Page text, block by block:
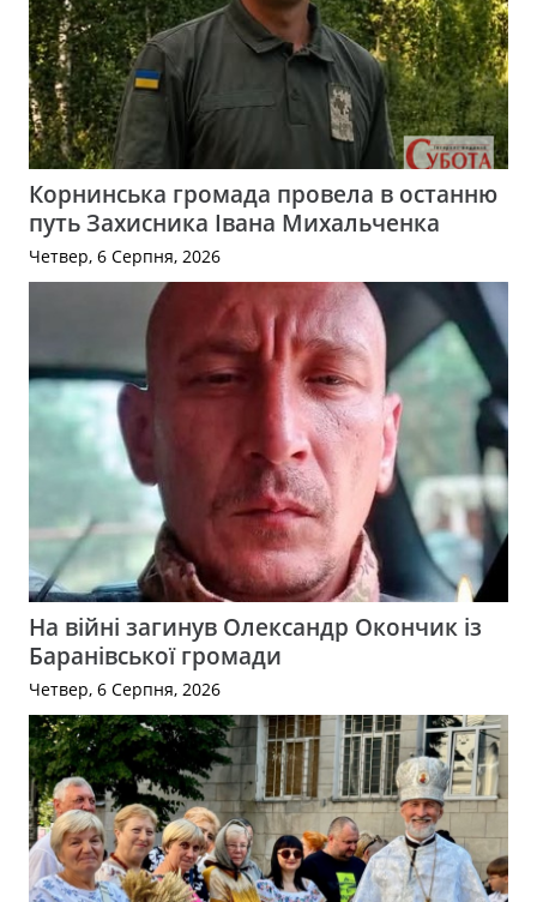
Корнинська громада провела в останню
путь Захисника Івана Михальченка
Четвер, 6 Серпня, 2026
На війні загинув Олександр Окончик із
Баранівської громади
Четвер, 6 Серпня, 2026